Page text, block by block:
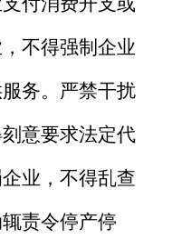
不得强制企业
务。严禁干扰
意要求法定代
业，不得乱查
责令停产停